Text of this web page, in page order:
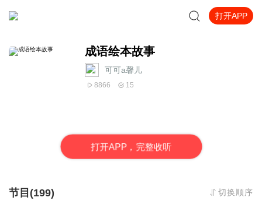
打开APP
成语绘本故事
可可a馨儿
8866 15
打开APP，完整收听
节目(199) 切换顺序